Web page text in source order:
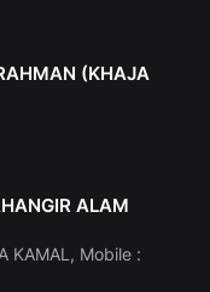
(KHAJA
ALAM
KAMAL, Mobile :